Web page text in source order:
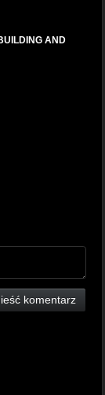
AND
komentarz